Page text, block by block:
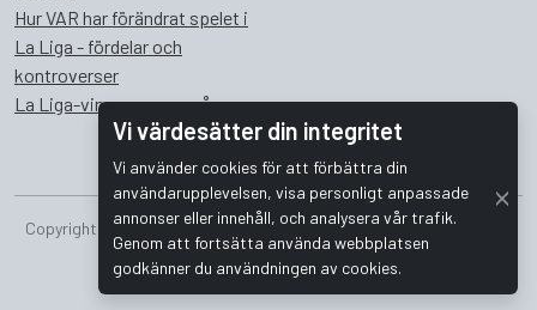
Vi värdesätter din integritet
Vi använder cookies för att förbättra din
användarupplevelsen, visa personligt anpassade
annonser eller innehåll, och analysera vår trafik.
Genom att fortsätta använda webbplatsen
godkänner du användningen av cookies.
Hur VAR har förändrat spelet i
La Liga - fördelar och
kontroverser
La Liga-vinnare genom åren
Copyright © 2026 Bombus Interactive i Sverige AB. Alla rättigheter
förbehållna.